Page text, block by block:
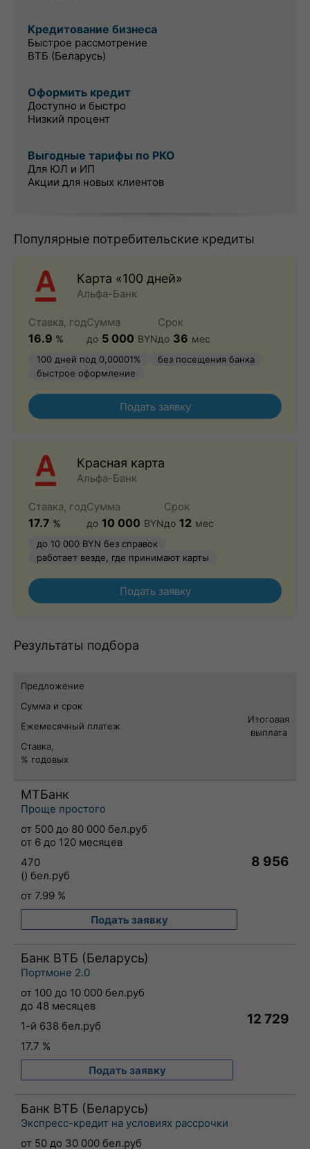
Кредитование бизнеса
Быстрое рассмотрение
ВТБ (Беларусь)
Оформить кредит
Доступно и быстро
Низкий процент
Выгодные тарифы по РКО
Для ЮЛ и ИП
Акции для новых клиентов
Популярные потребительские кредиты
Карта «100 дней»
Альфа-Банк
Ставка, год
16.9 %
Сумма
до 5 000 BYN
Срок
до 36 мес
100 дней под 0,00001%
без посещения банка
быстрое оформление
Подать заявку
Красная карта
Альфа-Банк
Ставка, год
17.7 %
Сумма
до 10 000 BYN
Срок
до 12 мес
до 10 000 BYN без справок
работает везде, где принимают карты
Подать заявку
Результаты подбора
Предложение
Сумма и срок
Ежемесячный платеж
Ставка,
% годовых
Итоговая
выплата
МТБанк
Проще простого
от 500 до 80 000 бел.руб
от 6 до 120 месяцев
470
() бел.руб
от 7.99 %
Подать заявку
8 956
Банк ВТБ (Беларусь)
Портмоне 2.0
от 100 до 10 000 бел.руб
до 48 месяцев
1-й 638 бел.руб
17.7 %
Подать заявку
12 729
Банк ВТБ (Беларусь)
Экспресс-кредит на условиях рассрочки
от 50 до 30 000 бел.руб